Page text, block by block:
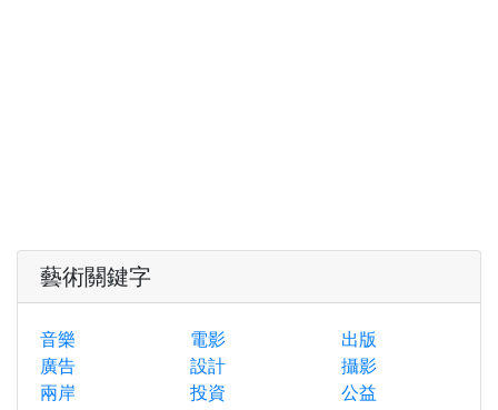
藝術關鍵字
音樂 電影
出版
廣告
設計
攝影
兩岸
投資 公益